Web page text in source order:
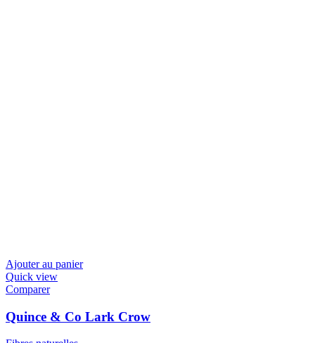
Ajouter au panier
Quick view
Comparer
Quince & Co Lark Crow